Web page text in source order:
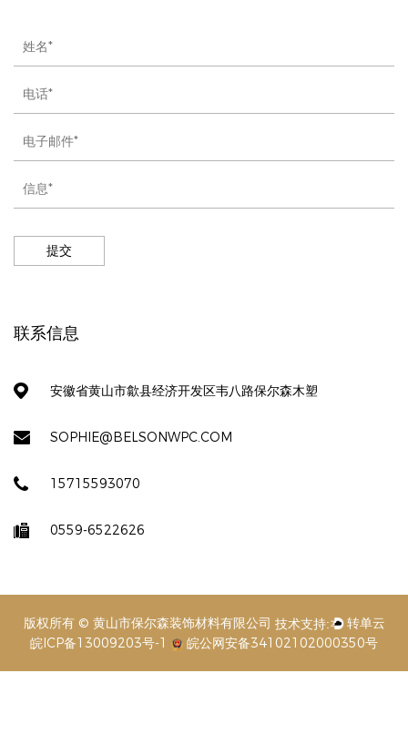
提交
联系信息
安徽省黄山市歙县经济开发区韦八路保尔森木塑
SOPHIE@BELSONWPC.COM
15715593070
0559-6522626
版权所有 © 黄山市保尔森装饰材料有限公司
皖ICP备13009203号-1
皖公网安备34102102000350号